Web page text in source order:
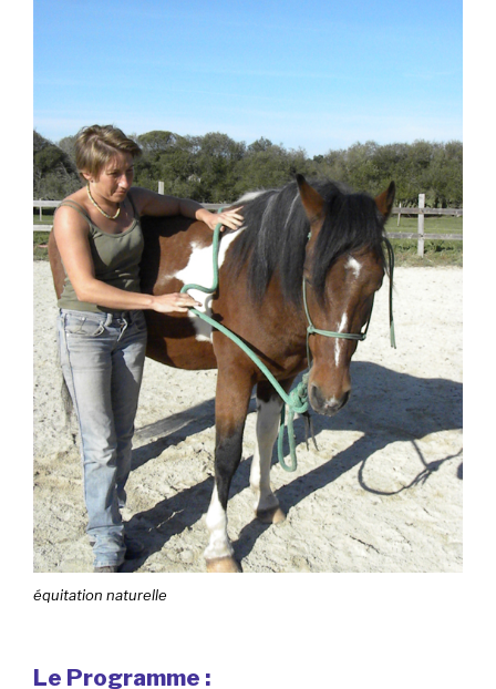
équitation naturelle
Le Programme :